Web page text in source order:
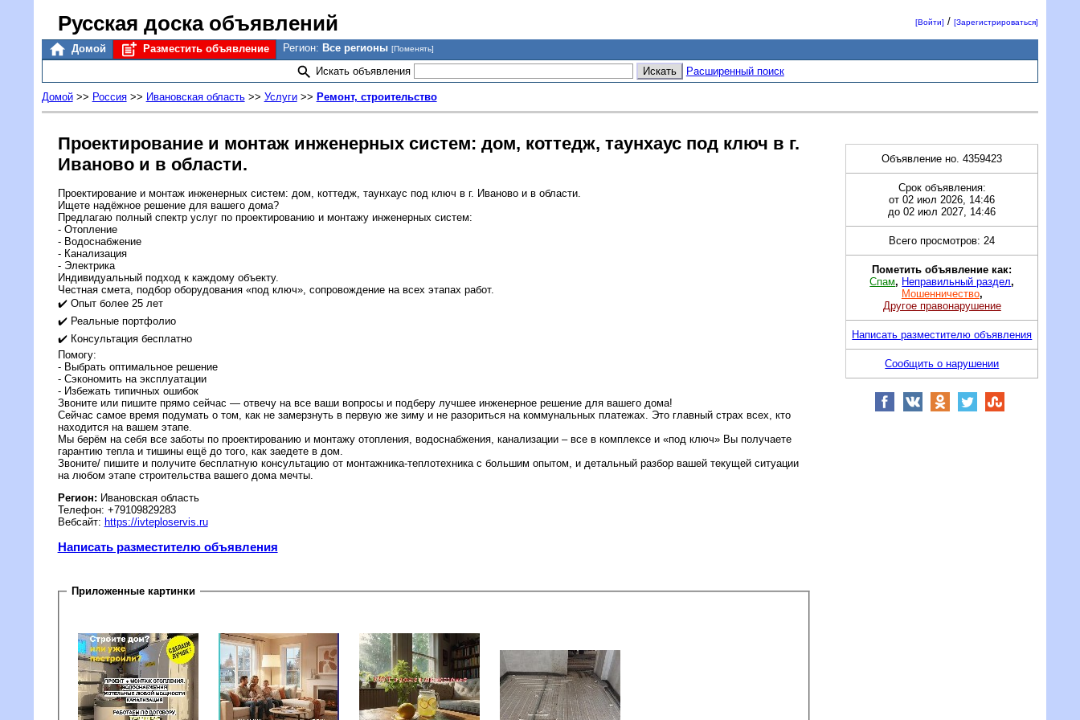
Русская доска объявлений [Войти] /[Зарегистрироваться]
Домой Разместить объявление Регион: Все регионы [Поменять]
Искать объявления Расширенный поиск
Домой>> Россия>> Ивановская область>> Услуги>> Ремонт, строительство
Проектирование и монтаж инженерных систем: дом, коттедж, таунхаус под ключ в г.
Иваново и в области.
Проектирование и монтаж инженерных систем: дом, коттедж, таунхаус под ключ в г. Иваново и в области.
Ищете надёжное решение для вашего дома?
Предлагаю полный спектр услуг по проектированию и монтажу инженерных систем:
- Отопление
- Водоснабжение
- Канализация
- Электрика
Индивидуальный подход к каждому объекту.
Честная смета, подбор оборудования «под ключ», сопровождение на всех этапах работ.
✔️ Опыт более 25 лет
✔️ Реальные портфолио
✔️ Консультация бесплатно
Помогу:
- Выбрать оптимальное решение
- Сэкономить на эксплуатации
- Избежать типичных ошибок
Звоните или пишите прямо сейчас — отвечу на все ваши вопросы и подберу лучшее инженерное решение для вашего дома!
Сейчас самое время подумать о том, как не замерзнуть в первую же зиму и не разориться на коммунальных платежах. Это главный страх всех, кто
находится на вашем этапе.
Мы берём на себя все заботы по проектированию и монтажу отопления, водоснабжения, канализации – все в комплексе и «под ключ» Вы получаете
гарантию тепла и тишины ещё до того, как заедете в дом.
Звоните/ пишите и получите бесплатную консультацию от монтажника-теплотехника с большим опытом, и детальный разбор вашей текущей ситуации
на любом этапе строительства вашего дома мечты.
Регион: Ивановская область
Телефон: +79109829283
Вебсайт: https://ivteploservis.ru
Написать разместителю объявления
Приложенные картинки
Объявление но. 4359423
Срок объявления:
от 02 июл 2026, 14:46
до 02 июл 2027, 14:46
Всего просмотров: 24
Пометить объявление как:
Спам, Неправильный раздел,
Мошенничество,
Другое правонарушение
Написать разместителю объявления
Сообщить о нарушении